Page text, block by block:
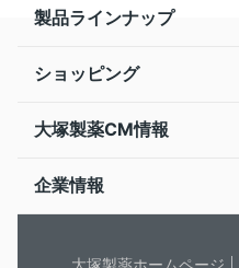
製品ラインナップ
ショッピング
大塚製薬CM情報
企業情報